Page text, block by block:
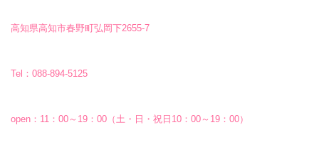
高知県高知市春野町弘岡下2655-7
Tel：088-894-5125
open：11：00～19：00（土・日・祝日10：00～19：00）